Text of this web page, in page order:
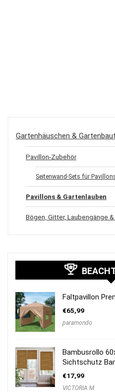
Gartenhäuschen &
Pavillon-Zubehör
Seitenwand-Sets für
Pavillons & Gartenlauben
Bögen, Gitter, Laubengänge
Faltpavillon
€65,99
paramondo
Bambusrollo
Sichtschutz
€17,99
VICTORIA M